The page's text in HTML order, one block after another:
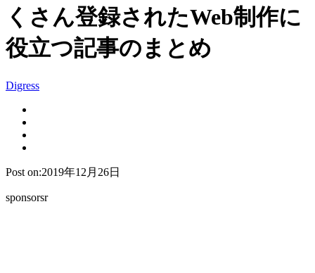
くさん登録されたWeb制作に
役立つ記事のまとめ
Digress
Post on:2019年12月26日
sponsorsr